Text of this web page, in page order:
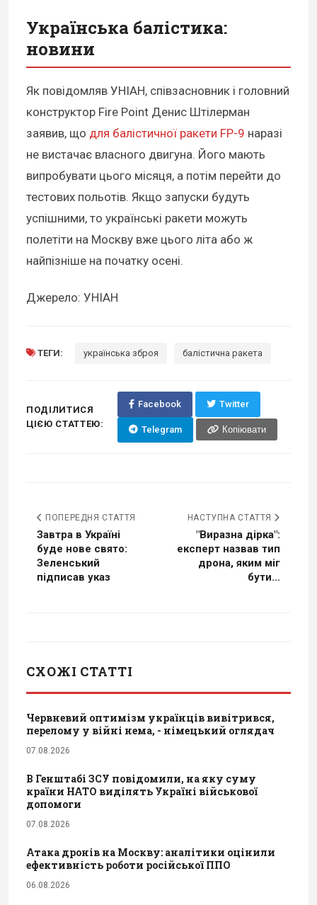
Українська балістика:
новини
Як повідомляв УНІАН, співзасновник і головний
конструктор Fire Point Денис Штілерман
заявив, що для балістичної ракети FP-9 наразі
не вистачає власного двигуна. Його мають
випробувати цього місяця, а потім перейти до
тестових польотів. Якщо запуски будуть
успішними, то українські ракети можуть
полетіти на Москву вже цього літа або ж
найпізніше на початку осені.
Джерело: УНІАН
ТЕГИ: українська зброя балістична ракета
ПОДІЛИТИСЯ
ЦІЄЮ СТАТТЕЮ:
Facebook Twitter
Telegram Копіювати
ПОПЕРЕДНЯ СТАТТЯ
Завтра в Україні
буде нове свято:
Зеленський
підписав указ
НАСТУПНА СТАТТЯ
"Виразна дірка":
експерт назвав тип
дрона, яким міг
бути...
СХОЖІ СТАТТІ
Червневий оптимізм українців вивітрився,
перелому у війні нема, - німецький оглядач
07.08.2026
В Генштабі ЗСУ повідомили, на яку суму
країни НАТО виділять Україні військової
допомоги
07.08.2026
Атака дронів на Москву: аналітики оцінили
ефективність роботи російської ППО
06.08.2026